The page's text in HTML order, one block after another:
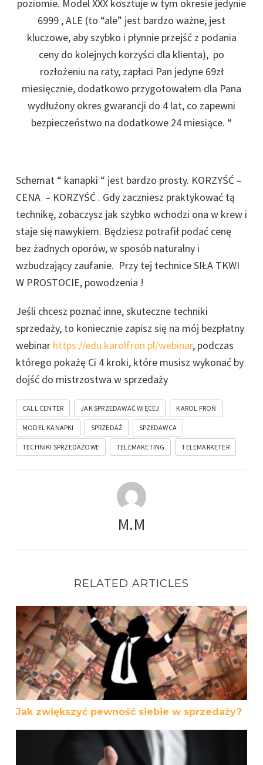
poziomie. Model XXX kosztuje w tym okresie jedynie
6999 , ALE (to “ale” jest bardzo ważne, jest
kluczowe, aby szybko i płynnie przejść z podania
ceny do kolejnych korzyści dla klienta), po
rozłożeniu na raty, zapłaci Pan jedyne 69zł
miesięcznie, dodatkowo przygotowałem dla Pana
wydłużony okres gwarancji do 4 lat, co zapewni
bezpieczeństwo na dodatkowe 24 miesiące. “
Schemat “ kanapki “ jest bardzo prosty. KORZYŚĆ –
CENA – KORZYŚĆ . Gdy zaczniesz praktykować tą
technikę, zobaczysz jak szybko wchodzi ona w krew i
staje się nawykiem. Będziesz potrafił podać cenę
bez żadnych oporów, w sposób naturalny i
wzbudzający zaufanie. Przy tej technice SIŁA TKWI
W PROSTOCIE, powodzenia !
Jeśli chcesz poznać inne, skuteczne techniki
sprzedaży, to koniecznie zapisz się na mój bezpłatny
webinar https://edu.karolfron.pl/webinar, podczas
którego pokażę Ci 4 kroki, które musisz wykonać by
dojść do mistrzostwa w sprzedaży
CALL CENTER JAK SPRZEDAWAĆ WIĘCEJ KAROL FROŃ
MODEL KANAPKI SPRZEDAŻ SPZEDAWCA
TECHNIKI SPRZEDAŻOWE TELEMAKETING TELEMARKETER
M.M
RELATED ARTICLES
Jak zwiększyć pewność siebie w sprzedaży?
Jak zwiększyć pewność siebie w sprzedaży?
Przestań „sprzedawać”, zacznij „finalizować sprzedaż”